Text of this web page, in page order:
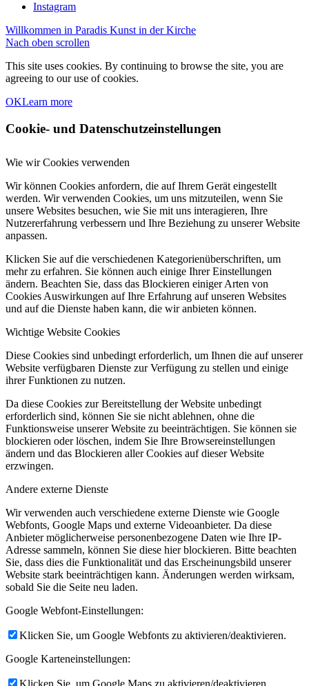
Instagram
Willkommen in Paradis Kunst in der Kirche
Nach oben scrollen
This site uses cookies. By continuing to browse the site, you are
agreeing to our use of cookies.
OKLearn more
Cookie- und Datenschutzeinstellungen
Wie wir Cookies verwenden
Wir können Cookies anfordern, die auf Ihrem Gerät eingestellt
werden. Wir verwenden Cookies, um uns mitzuteilen, wenn Sie
unsere Websites besuchen, wie Sie mit uns interagieren, Ihre
Nutzererfahrung verbessern und Ihre Beziehung zu unserer Website
anpassen.
Klicken Sie auf die verschiedenen Kategorienüberschriften, um
mehr zu erfahren. Sie können auch einige Ihrer Einstellungen
ändern. Beachten Sie, dass das Blockieren einiger Arten von
Cookies Auswirkungen auf Ihre Erfahrung auf unseren Websites
und auf die Dienste haben kann, die wir anbieten können.
Wichtige Website Cookies
Diese Cookies sind unbedingt erforderlich, um Ihnen die auf unserer
Website verfügbaren Dienste zur Verfügung zu stellen und einige
ihrer Funktionen zu nutzen.
Da diese Cookies zur Bereitstellung der Website unbedingt
erforderlich sind, können Sie sie nicht ablehnen, ohne die
Funktionsweise unserer Website zu beeinträchtigen. Sie können sie
blockieren oder löschen, indem Sie Ihre Browsereinstellungen
ändern und das Blockieren aller Cookies auf dieser Website
erzwingen.
Andere externe Dienste
Wir verwenden auch verschiedene externe Dienste wie Google
Webfonts, Google Maps und externe Videoanbieter. Da diese
Anbieter möglicherweise personenbezogene Daten wie Ihre IP-
Adresse sammeln, können Sie diese hier blockieren. Bitte beachten
Sie, dass dies die Funktionalität und das Erscheinungsbild unserer
Website stark beeinträchtigen kann. Änderungen werden wirksam,
sobald Sie die Seite neu laden.
Google Webfont-Einstellungen:
Klicken Sie, um Google Webfonts zu aktivieren/deaktivieren.
Google Karteneinstellungen:
Klicken Sie, um Google Maps zu aktivieren/deaktivieren.